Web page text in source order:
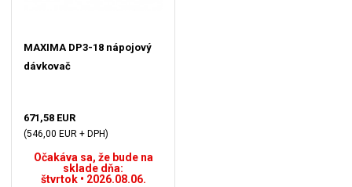
MAXIMA DP3-18 nápojový
dávkovač
671,58 EUR
(546,00 EUR + DPH)
Očakáva sa, že bude na
sklade dňa:
štvrtok • 2026.08.06.